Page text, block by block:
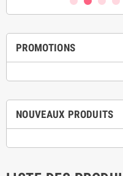
PROMOTIONS
NOUVEAUX PRODUITS